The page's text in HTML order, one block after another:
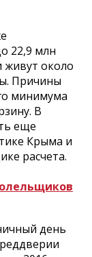
22,9 млн
живут около
Причины
минимума
В
еще
Крыма и
расчета.
день